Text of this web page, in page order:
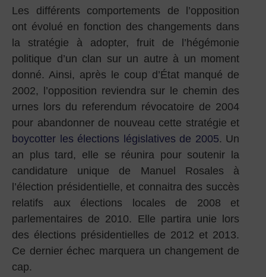
Les différents comportements de l’opposition
ont évolué en fonction des changements dans
la stratégie à adopter, fruit de l’hégémonie
politique d’un clan sur un autre à un moment
donné. Ainsi, après le coup d’État manqué de
2002, l’opposition reviendra sur le chemin des
urnes lors du referendum révocatoire de 2004
pour abandonner de nouveau cette stratégie et
boycotter les élections législatives de 2005. Un
an plus tard, elle se réunira pour soutenir la
candidature unique de Manuel Rosales à
l’élection présidentielle, et connaitra des succès
relatifs aux élections locales de 2008 et
parlementaires de 2010. Elle partira unie lors
des élections présidentielles de 2012 et 2013.
Ce dernier échec marquera un changement de
cap.